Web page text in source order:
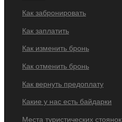
Как забронировать
Как заплатить
Как изменить бронь
Как отменить бронь
Как вернуть предоплату
Какие у нас есть байдарки
Места туристических стоянок